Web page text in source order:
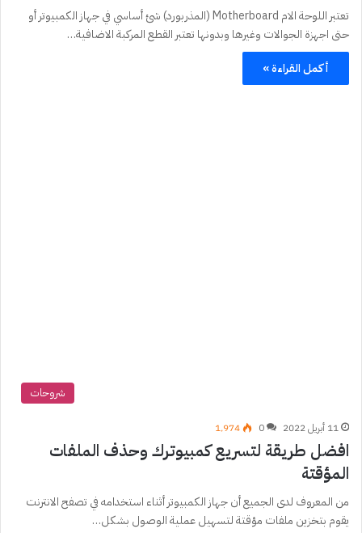
تعتبر اللوحة الام Motherboard (المذربورد) شئ أساسي في جهاز الكمبيوتر أو
حتى اجهزة الجوالات وغيرها وبدونها تعتبر القطع المركبة الاضافية…
أكمل القراءة »
شروحات
11 أبريل 2022 0 1٬974
افضل طريقة لتسريع كمبيوترك وحذف الملفات
المؤقتة
من المعروف لدى الجميع أن جهاز الكمبيوتر أثناء استخدامه في تصفح الانترنت
يقوم بتخزين ملفات مؤقتة لتسهيل عملية الوصول بشكل…